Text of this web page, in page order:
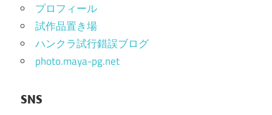
プロフィール
試作品置き場
ハンクラ試行錯誤ブログ
photo.maya-pg.net
SNS